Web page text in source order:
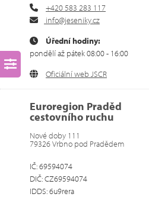
+420 583 283 117
info@jeseniky.cz
Úřední hodiny:
pondělí až pátek 08:00 - 16:00
Oficiální web JSCR
Euroregion Praděd
cestovního ruchu
Nové doby 111
79326 Vrbno pod Pradědem
IČ: 69594074
DIČ: CZ69594074
IDDS: 6u9rera